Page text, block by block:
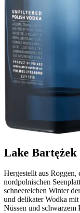
Lake Bartężek
Hergestellt aus Roggen,
nordpolnischen
schneereichen Winter
und delikater Wodka
Nüssen und schwarzem